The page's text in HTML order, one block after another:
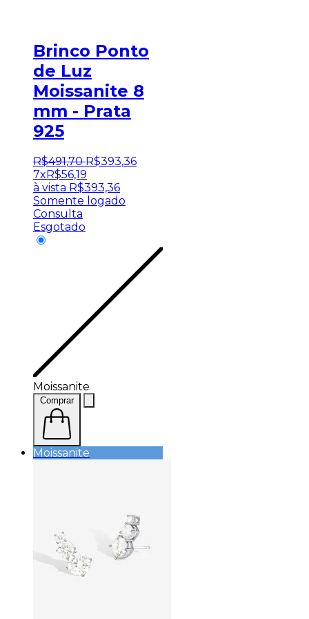
Brinco Ponto
de Luz
Moissanite 8
mm - Prata
925
R$491,70 R$393,36
7xR$56,19
à vista R$393,36
Somente logado
Consulta
Esgotado
Moissanite
Comprar